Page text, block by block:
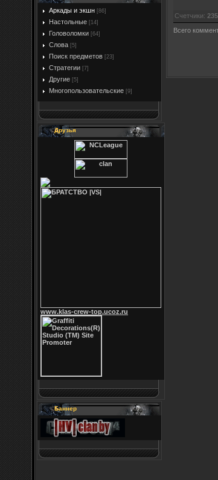
Аркады и экшн [86]
Настольные [14]
Головоломки [64]
Слова [5]
Поиск предметов [23]
Стратегии [7]
Другие [5]
Многопользовательские [9]
Друзья
www.klas-crew-top.ucoz.ru
Баннер
Счетчики: 235
Всего